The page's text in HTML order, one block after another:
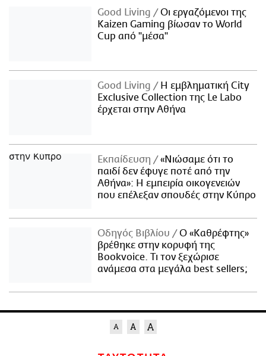
Good Living
Οι εργαζόμενοι της
Kaizen Gaming βίωσαν το World
Cup από "μέσα"
Good Living
Η εμβληματική City
Exclusive Collection της Le Labo
έρχεται στην Αθήνα
Εκπαίδευση
«Νιώσαμε ότι το
παιδί δεν έφυγε ποτέ από την
Αθήνα»: Η εμπειρία οικογενειών
που επέλεξαν σπουδές στην Κύπρο
Οδηγός Βιβλίου
Ο «Καθρέφτης»
βρέθηκε στην κορυφή της
Bookvoice. Τι τον ξεχώρισε
ανάμεσα στα μεγάλα best sellers;